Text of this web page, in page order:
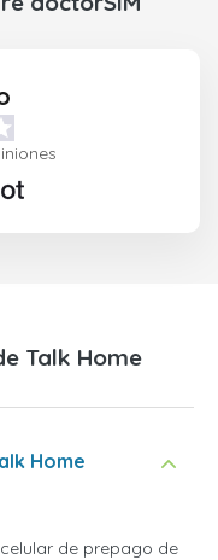
Talk Home
Home
de prepago de